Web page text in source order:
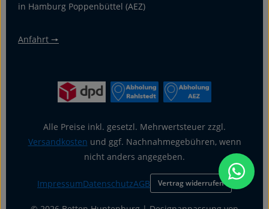
in Hamburg Poppenbüttel (AEZ)
Anfahrt 🠖
Alle Preise inkl. gesetzl. Mehrwertsteuer zzgl.
Versandkosten und ggf. Nachnahmegebühren, wenn
nicht anders angegeben.
ImpressumDatenschutzAGB Vertrag widerrufen